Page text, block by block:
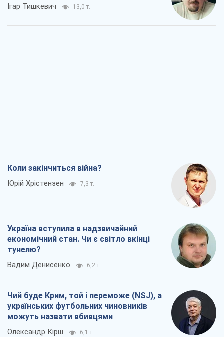
Ігар Тишкевич 13,0 т.
Коли закінчиться війна?
Юрій Хрістензен 7,3 т.
Україна вступила в надзвичайний
економічний стан. Чи є світло вкінці
тунелю?
Вадим Денисенко 6,2 т.
Чий буде Крим, той і переможе (NSJ), а
українських футбольних чиновників
можуть назвати вбивцями
Олександр Кірш 6,1 т.